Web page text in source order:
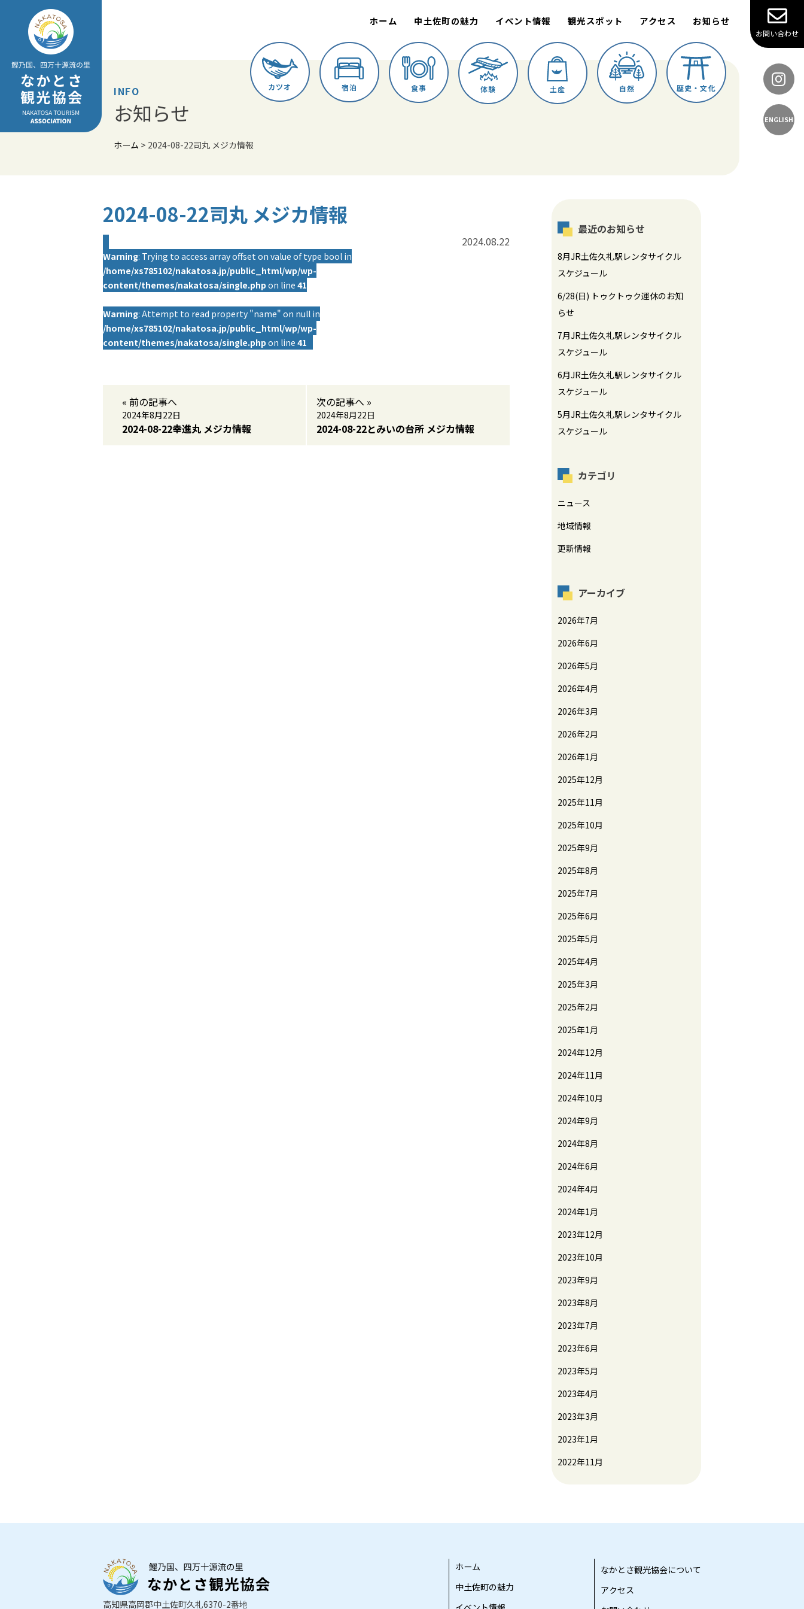
content
ホーム 中土佐町の魅力 イベント情報 観光スポット アクセス お知らせ
お問い合わせ
ENGLISH
カツオ 宿泊 食事 体験 土産 自然 歴史・文化
INFO
お知らせ
ホーム > 2024-08-22司丸 メジカ情報
2024-08-22司丸 メジカ情報
Warning: Trying to access array offset on value of type bool in
/home/xs785102/nakatosa.jp/public_html/wp/wp-
content/themes/nakatosa/single.php on line 41
Warning: Attempt to read property "name" on null in
/home/xs785102/nakatosa.jp/public_html/wp/wp-
content/themes/nakatosa/single.php on line 41
2024.08.22
« 前の記事へ
2024年8月22日
2024-08-22幸進丸 メジカ情報
次の記事へ »
2024年8月22日
2024-08-22とみいの台所 メジカ情報
最近のお知らせ
8月JR土佐久礼駅レンタサイクル
スケジュール
6/28(日) トゥクトゥク運休のお知
らせ
7月JR土佐久礼駅レンタサイクル
スケジュール
6月JR土佐久礼駅レンタサイクル
スケジュール
5月JR土佐久礼駅レンタサイクル
スケジュール
カテゴリ
ニュース
地域情報
更新情報
アーカイブ
2026年7月
2026年6月
2026年5月
2026年4月
2026年3月
2026年2月
2026年1月
2025年12月
2025年11月
2025年10月
2025年9月
2025年8月
2025年7月
2025年6月
2025年5月
2025年4月
2025年3月
2025年2月
2025年1月
2024年12月
2024年11月
2024年10月
2024年9月
2024年8月
2024年6月
2024年4月
2024年1月
2023年12月
2023年10月
2023年9月
2023年8月
2023年7月
2023年6月
2023年5月
2023年4月
2023年3月
2023年1月
2022年11月
高知県高岡郡中土佐町久礼6370-2番地
ホーム
中土佐町の魅力
なかとさ観光協会について
アクセス